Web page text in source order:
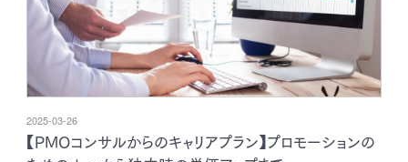
2025-03-26
【PMOコンサルからのキャリアプラン】プロモーションの